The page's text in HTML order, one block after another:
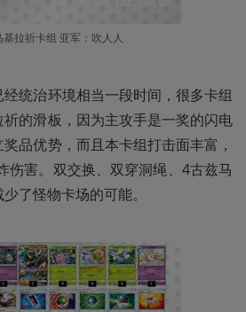
基拉祈卡组 亚军：吹人人
统治环境相当一段时间，很多卡组
的滑板，因为主攻手是一奖的闪电
品优势，而且本卡组打击面丰富，
伤害。双交换、双穿洞绳、4古兹马
了怪物卡场的可能。